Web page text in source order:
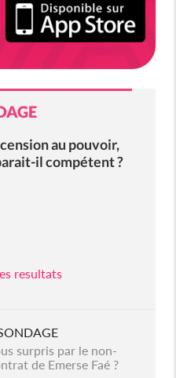
au pouvoir,
il compétent ?
resultats
surpris par le non-
de Emerse Faé ?